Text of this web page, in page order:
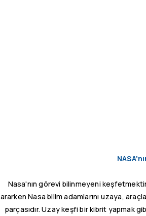
Nasa'nın görevi bilinmeyeni
ararken Nasa bilim adamlarını uzaya,
parçasıdır. Uzay keşfi bir kibrit yapmak